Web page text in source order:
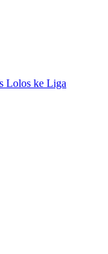
Lolos ke Liga